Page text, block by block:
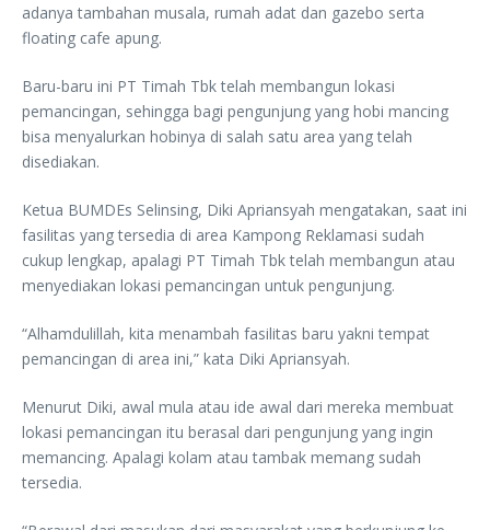
adanya tambahan musala, rumah adat dan gazebo serta
floating cafe apung.
Baru-baru ini PT Timah Tbk telah membangun lokasi
pemancingan, sehingga bagi pengunjung yang hobi mancing
bisa menyalurkan hobinya di salah satu area yang telah
disediakan.
Ketua BUMDEs Selinsing, Diki Apriansyah mengatakan, saat ini
fasilitas yang tersedia di area Kampong Reklamasi sudah
cukup lengkap, apalagi PT Timah Tbk telah membangun atau
menyediakan lokasi pemancingan untuk pengunjung.
“Alhamdulillah, kita menambah fasilitas baru yakni tempat
pemancingan di area ini,” kata Diki Apriansyah.
Menurut Diki, awal mula atau ide awal dari mereka membuat
lokasi pemancingan itu berasal dari pengunjung yang ingin
memancing. Apalagi kolam atau tambak memang sudah
tersedia.